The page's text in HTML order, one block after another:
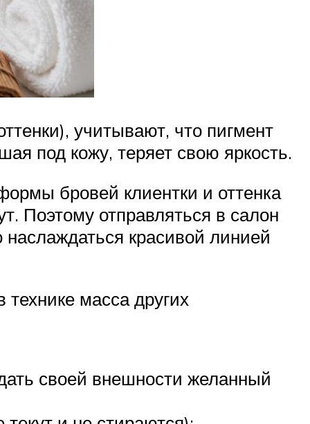
учитывают, что пигмент
под кожу, теряет свою яркость.
бровей клиентки и оттенка
Поэтому отправляться в салон
красивой линией
масса других
своей внешности желанный